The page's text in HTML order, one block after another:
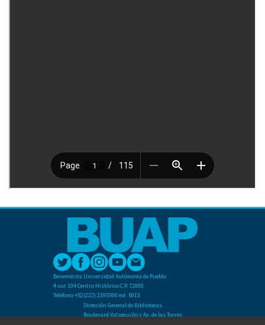
Benemérita Universidad Autónoma de Puebla
4 sur 104 Centro Histórico C.P. 72000
Teléfono +52(222) 2295500 ext. 5013
Dirección General de Bibliotecas
Boulevard Valsequillo y Av. de las Torres